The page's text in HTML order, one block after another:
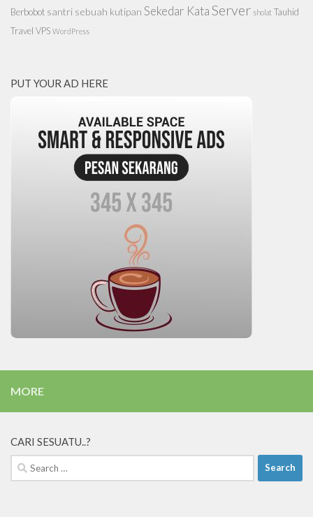
Berbobot santri sebuah kutipan Sekedar Kata Server sholat Tauhid
Travel VPS WordPress
PUT YOUR AD HERE
MORE
CARI SESUATU..?
Search
for: